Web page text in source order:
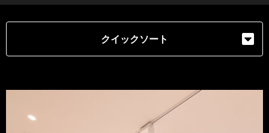
クイックソート